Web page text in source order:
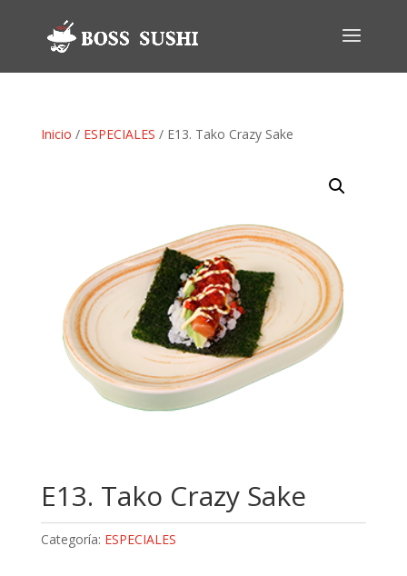
Inicio / ESPECIALES / E13. Tako Crazy Sake
E13. Tako Crazy Sake
Categoría: ESPECIALES